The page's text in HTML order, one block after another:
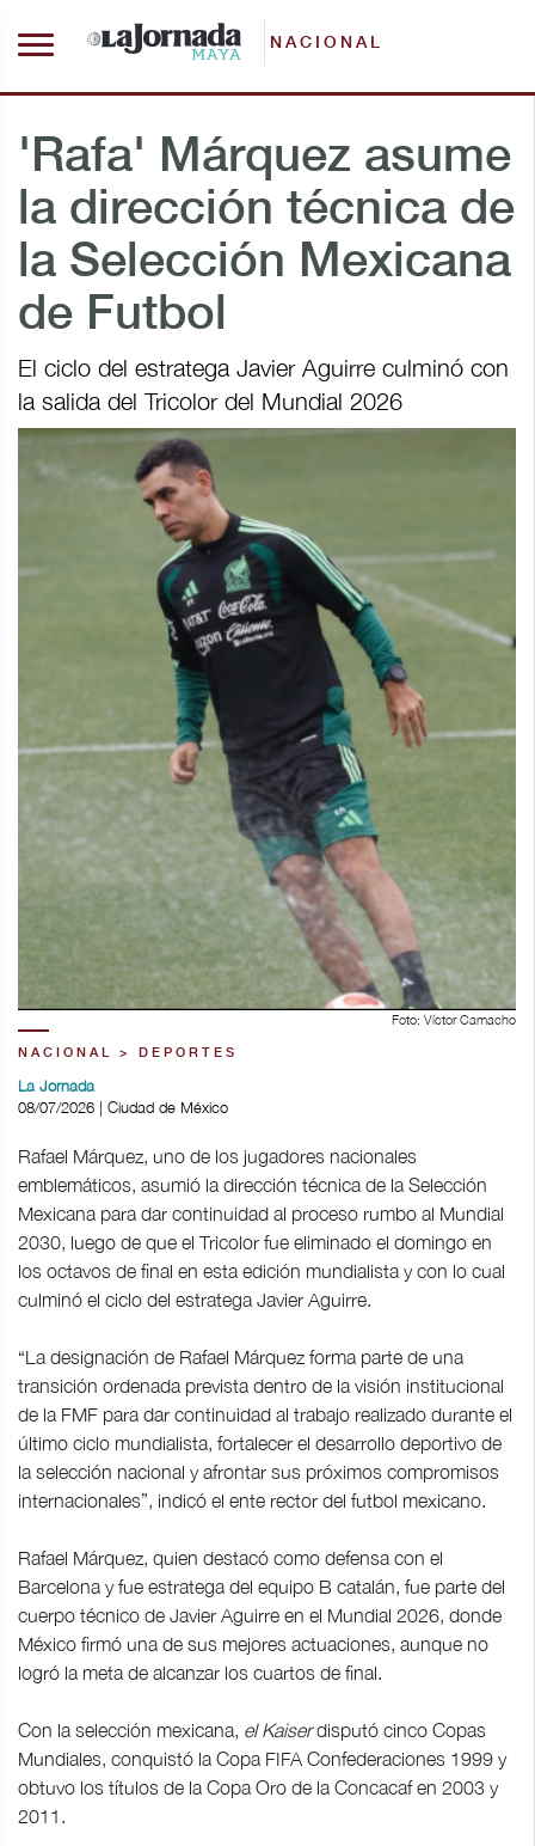
NACIONAL
'Rafa' Márquez asume
la dirección técnica de
la Selección Mexicana
de Futbol
El ciclo del estratega Javier Aguirre culminó con
la salida del Tricolor del Mundial 2026
Foto: Víctor Camacho
NACIONAL > DEPORTES
La Jornada
08/07/2026 | Ciudad de México
Rafael Márquez, uno de los jugadores nacionales
emblemáticos, asumió la dirección técnica de la Selección
Mexicana para dar continuidad al proceso rumbo al Mundial
2030, luego de que el Tricolor fue eliminado el domingo en
los octavos de final en esta edición mundialista y con lo cual
culminó el ciclo del estratega Javier Aguirre.
“La designación de Rafael Márquez forma parte de una
transición ordenada prevista dentro de la visión institucional
de la FMF para dar continuidad al trabajo realizado durante el
último ciclo mundialista, fortalecer el desarrollo deportivo de
la selección nacional y afrontar sus próximos compromisos
internacionales”, indicó el ente rector del futbol mexicano.
Rafael Márquez, quien destacó como defensa con el
Barcelona y fue estratega del equipo B catalán, fue parte del
cuerpo técnico de Javier Aguirre en el Mundial 2026, donde
México firmó una de sus mejores actuaciones, aunque no
logró la meta de alcanzar los cuartos de final.
Con la selección mexicana, el Kaiserdisputó cinco Copas
Mundiales, conquistó la Copa FIFA Confederaciones 1999 y
obtuvo los títulos de la Copa Oro de la Concacaf en 2003 y
2011.